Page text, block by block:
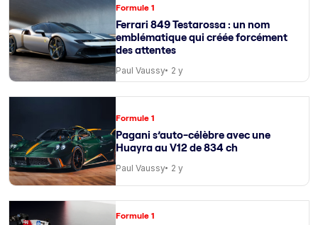
Formule 1
Ferrari 849 Testarossa : un nom
emblématique qui créée forcément
des attentes
Paul Vaussy 2 y
Formule 1
Pagani s’auto-célèbre avec une
Huayra au V12 de 834 ch
Paul Vaussy 2 y
Formule 1